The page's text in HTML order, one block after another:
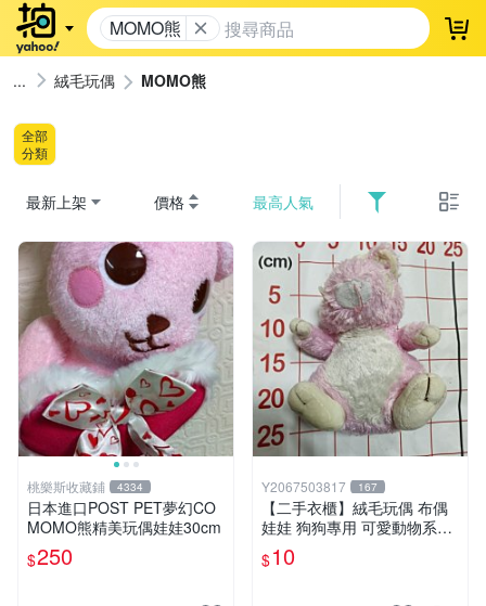
MOMO熊 登
絨毛玩偶 MOMO熊
全部
分類
最新上架 價格 最高人氣
桃樂斯收藏鋪 4334
日本進口POST PET夢幻CO
MOMO熊精美玩偶娃娃30cm
$250
Y2067503817 167
【二手衣櫃】絨毛玩偶 布偶
娃娃 狗狗專用 可愛動物系列
耐咬耐磨玩具 玩偶 粉紅熊寵
物玩具 1120929
$10